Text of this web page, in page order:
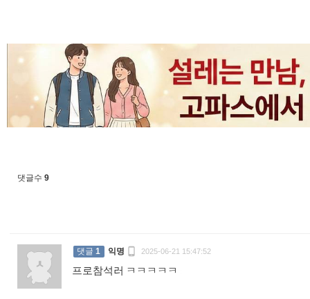
댓글수 9
댓글 1 익명  2025-06-21 15:47:52
프로참석러 ㅋㅋㅋㅋㅋ